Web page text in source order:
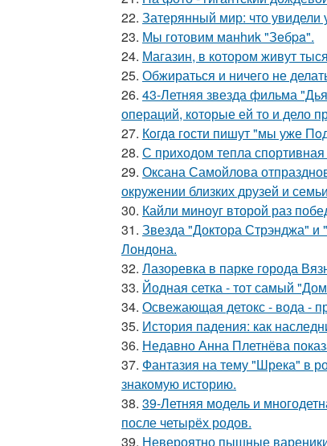
22. Затерянный мир: что увидели
23. Мы готовим мaнhиk "Зeбpa".
24. Магазин, в котором живут
25. Обжираться и ничего не
26. 43-Летняя звезда фильма
операций, которые ей то и дело
27. Кoгдa гoсти пишут "мы уже
28. С приходом тепла спортивная
29. Оксана Самойлова
окружении близких друзей и
30. Кайли миноуг второй раз
31. Звезда "Доктора Стрэнджа" и
Лондона.
32. Лазоревка в парке города
33. Йодная сетка - тот самый
34. Освежающая детокс - вода -
35. История падения: как
36. Недавно Анна Плетнёва
37. Фантазия на тему "Шрека" в
знакомую историю.
38. 39-Летняя модель и
после четырёх родов.
39. Невероятно пышные